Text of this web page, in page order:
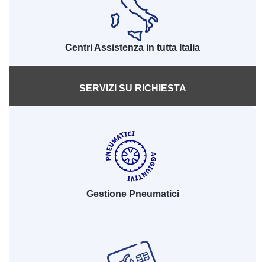
Centri Assistenza in tutta Italia
SERVIZI SU RICHIESTA
Gestione Pneumatici